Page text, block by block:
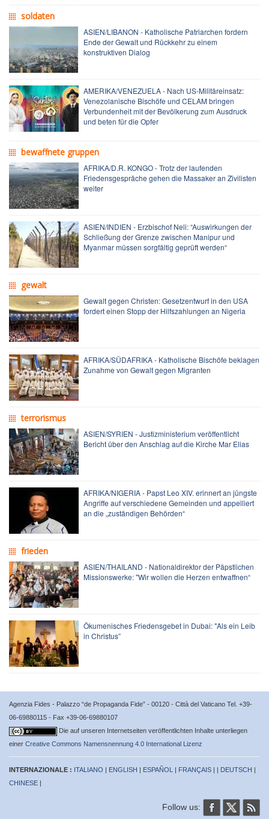
soldaten
ASIEN/LIBANON - Katholische Patriarchen fordern
Ende der Gewalt und Rückkehr zu einem
konstruktiven Dialog
AMERIKA/VENEZUELA - Nach US-Militäreinsatz:
Venezolanische Bischöfe und CELAM bringen
Verbundenheit mit der Bevölkerung zum Ausdruck
und beten für die Opfer
bewaffnete gruppen
AFRIKA/D.R. KONGO - Trotz der laufenden
Friedensgespräche gehen die Massaker an Zivilisten
weiter
ASIEN/INDIEN - Erzbischof Neli: “Auswirkungen der
Schließung der Grenze zwischen Manipur und
Myanmar müssen sorgfältig geprüft werden“
gewalt
Gewalt gegen Christen: Gesetzentwurf in den USA
fordert einen Stopp der Hilfszahlungen an Nigeria
AFRIKA/SÜDAFRIKA - Katholische Bischöfe beklagen
Zunahme von Gewalt gegen Migranten
terrorismus
ASIEN/SYRIEN - Justizministerium veröffentlicht
Bericht über den Anschlag auf die Kirche Mar Elias
AFRIKA/NIGERIA - Papst Leo XIV. erinnert an jüngste
Angriffe auf verschiedene Gemeinden und appelliert
an die „zuständigen Behörden“
frieden
ASIEN/THAILAND - Nationaldirektor der Päpstlichen
Missionswerke: "Wir wollen die Herzen entwaffnen“
Ökumenisches Friedensgebet in Dubai: "Als ein Leib
in Christus”
Agenzia Fides - Palazzo “de Propaganda Fide” - 00120 - Città del Vaticano Tel. +39-
06-69880115 - Fax +39-06-69880107
Die auf unseren Internetseiten veröffentlichten Inhalte unterliegen
einer Creative Commons Namensnennung 4.0 International Lizenz
INTERNAZIONALE : ITALIANO | ENGLISH | ESPAÑOL | FRANÇAIS | | DEUTSCH |
CHINESE |
Follow us: